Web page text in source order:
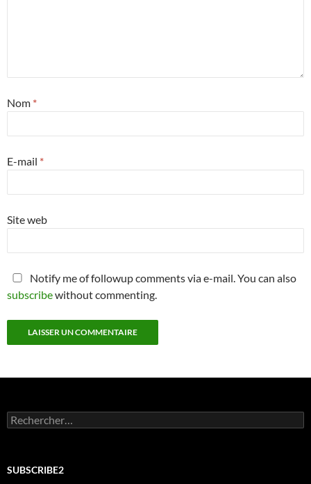
Nom *
E-mail *
Site web
Notify me of followup comments via e-mail. You can also
subscribewithout commenting.
Rechercher :
SUBSCRIBE2